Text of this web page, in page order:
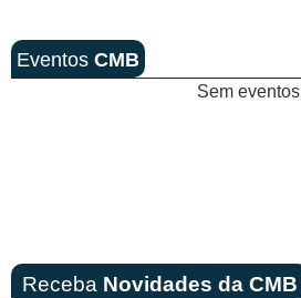
Eventos CMB
Sem eventos
Receba Novidades da CMB